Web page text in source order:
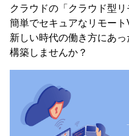
クラウドの「クラウド型
簡単でセキュアなリモート
新しい時代の働き方にあ
構築しませんか？